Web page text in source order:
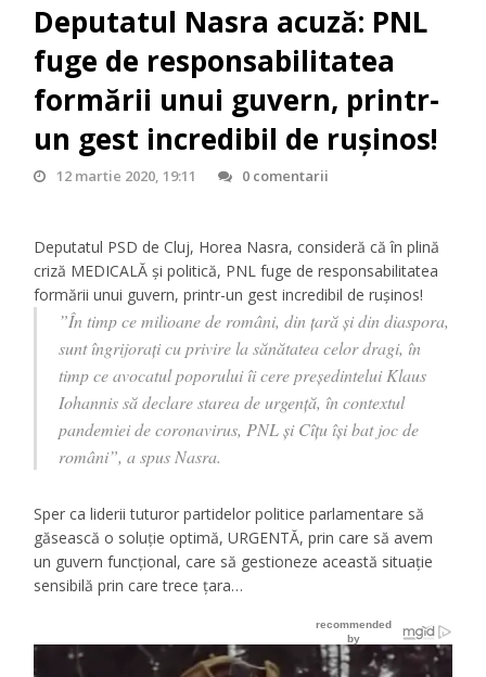
Deputatul Nasra acuză: PNL
fuge de responsabilitatea
formării unui guvern, printr-
un gest incredibil de rușinos!
12 martie 2020, 19:11 0 comentarii
Deputatul PSD de Cluj, Horea Nasra, consideră că în plină
criză MEDICALĂ și politică, PNL fuge de responsabilitatea
formării unui guvern, printr-un gest incredibil de rușinos!
”În timp ce milioane de români, din țară și din diaspora,
sunt îngrijorați cu privire la sănătatea celor dragi, în
timp ce avocatul poporului îi cere preşedintelui Klaus
Iohannis să declare starea de urgenţă, în contextul
pandemiei de coronavirus, PNL și Cîțu își bat joc de
români”, a spus Nasra.
Sper ca liderii tuturor partidelor politice parlamentare să
găsească o soluție optimă, URGENTĂ, prin care să avem
un guvern funcțional, care să gestioneze această situație
sensibilă prin care trece țara…